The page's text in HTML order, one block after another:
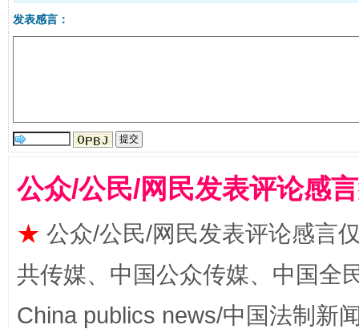
扯下公款旅游的“隐身衣” 如何以
发表感言：
公众/公民/网民发表评论感
★ 公众/公民/网民发表评论感言
共传媒、中国公众传媒、中国全
China publics news/中国法制新